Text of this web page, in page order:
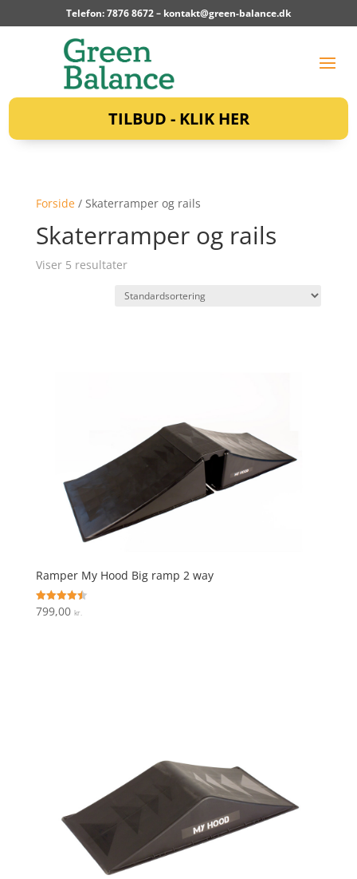
Telefon: 7876 8672 – kontakt@green-balance.dk
TILBUD - KLIK HER
Forside/ Skaterramper og rails
Skaterramper og rails
Viser 5 resultater
Ramper My Hood Big ramp 2 way
Vurderet
4.5
799,00 kr.